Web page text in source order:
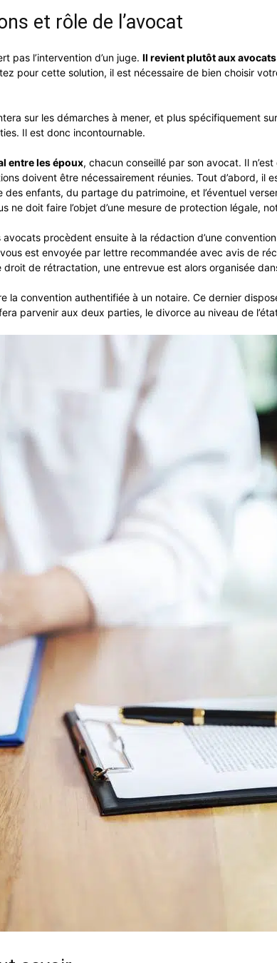
et rôle de l’avocat
pas l’intervention d’un juge. Il revient plutôt aux
pour cette solution, il est nécessaire de bien choisir
sur les démarches à mener, et plus spécifiquement
Il est donc incontournable.
entre les époux, chacun conseillé par son avocat. Il
doivent être nécessairement réunies. Tout d’abord,
enfants, du partage du patrimoine, et l’éventuel
ne doit faire l’objet d’une mesure de protection légale,
procèdent ensuite à la rédaction d’une
est envoyée par lettre recommandée avec avis de
de rétractation, une entrevue est alors organisée
la convention authentifiée à un notaire. Ce dernier
parvenir aux deux parties, le divorce au niveau de